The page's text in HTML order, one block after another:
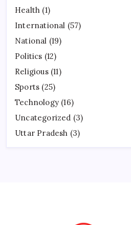
Health (1)
International (57)
National (19)
Politics (12)
Religious(11)
Sports (25)
Technology (16)
Uncategorized (3)
Uttar Pradesh (3)